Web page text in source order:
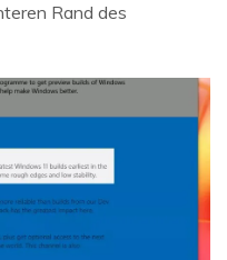
Rand des